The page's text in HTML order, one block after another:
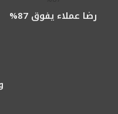
رضا عملاء يفوق 87%